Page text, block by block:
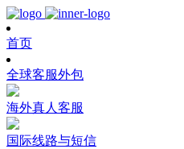
首页
全球客服外包
海外真人客服
国际线路与短信